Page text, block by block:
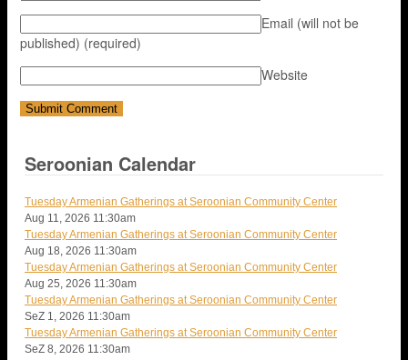
Email (will not be
published) (required)
Website
Seroonian Calendar
Tuesday Armenian Gatherings at Seroonian Community Center
Aug 11, 2026 11:30am
Tuesday Armenian Gatherings at Seroonian Community Center
Aug 18, 2026 11:30am
Tuesday Armenian Gatherings at Seroonian Community Center
Aug 25, 2026 11:30am
Tuesday Armenian Gatherings at Seroonian Community Center
SeZ 1, 2026 11:30am
Tuesday Armenian Gatherings at Seroonian Community Center
SeZ 8, 2026 11:30am